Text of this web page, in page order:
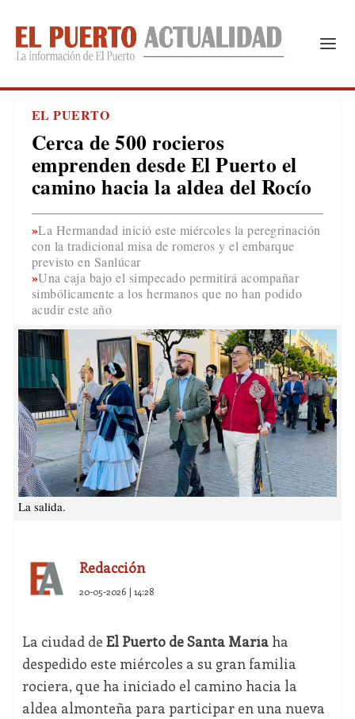
EL PUERTO
Cerca de 500 rocieros
emprenden desde El Puerto el
camino hacia la aldea del Rocío
La Hermandad inició este miércoles la peregrinación
con la tradicional misa de romeros y el embarque
previsto en Sanlúcar
Una caja bajo el simpecado permitirá acompañar
simbólicamente a los hermanos que no han podido
acudir este año
La salida.
Redacción
20-05-2026 | 14:28
La ciudad de El Puerto de Santa Maríaha
despedido este miércoles a su gran familia
rociera, que ha iniciado el camino hacia la
aldea almonteña para participar en una nueva